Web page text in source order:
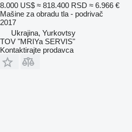
8.000 US$ ≈ 818.400 RSD ≈ 6.966 €
Mašine za obradu tla - podrivač
2017
Ukrajina, Yurkovtsy
TOV "MRIYa SERVIS"
Kontaktirajte prodavca